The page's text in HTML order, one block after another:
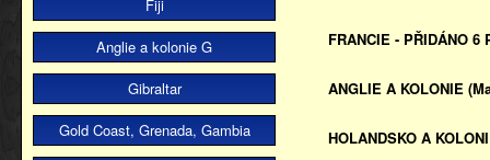
Fiji
Anglie a kolonie G
Gibraltar
Gold Coast, Grenada, Gambia
FRANCIE - PŘIDÁNO 6
ANGLIE A KOLONIE
HOLANDSKO A